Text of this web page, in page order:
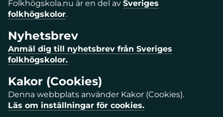
Folkhögskola.nu är en del av Sveriges
folkhögskolor.
Nyhetsbrev
Anmäl dig till nyhetsbrev från Sveriges
folkhögskolor.
Kakor (Cookies)
Denna webbplats använder Kakor (Cookies).
Läs om inställningar för cookies.